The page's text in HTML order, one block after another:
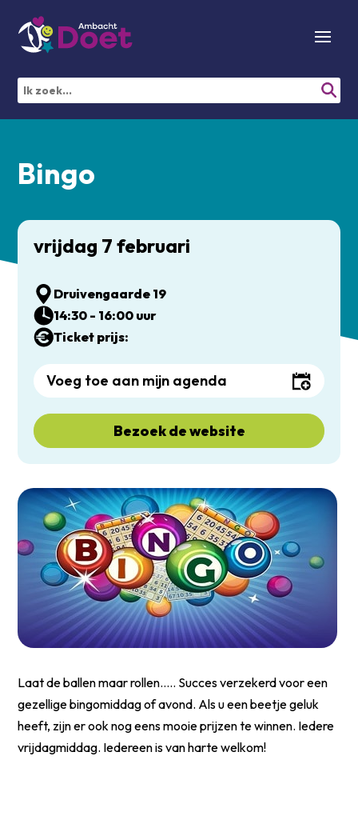
Bingo
Laat de ballen maar rollen….. Succes verzekerd voor een
gezellige bingomiddag of avond. Als u een beetje geluk
heeft, zijn er ook nog eens mooie prijzen te winnen. Iedere
vrijdagmiddag. Iedereen is van harte welkom!
vrijdag 7 februari
Druivengaarde 19
14:30 - 16:00 uur
Ticket prijs:
Voeg toe aan mijn agenda
Bezoek de website